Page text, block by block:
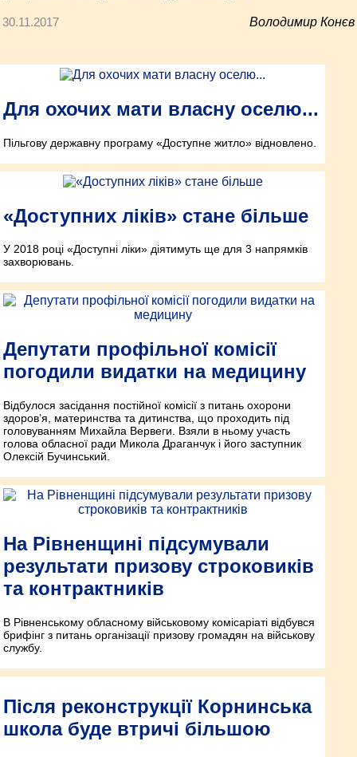
30.11.2017 Володимир Конєв
Для охочих мати власну оселю...
Пільгову державну програму «Доступне житло» відновлено.
«Доступних ліків» стане більше
У 2018 році «Доступні ліки» діятимуть ще для 3 напрямків
захворювань.
Депутати профільної комісії
погодили видатки на медицину
Відбулося засідання постійної комісії з питань охорони
здоров’я, материнства та дитинства, що проходить під
головуванням Михайла Вервеги. Взяли в ньому участь
голова обласної ради Микола Драганчук і його заступник
Олексій Бучинський.
На Рівненщині підсумували
результати призову строковиків
та контрактників
В Рівненському обласному військовому комісаріаті відбувся
брифінг з питань організації призову громадян на військову
службу.
Після реконструкції Корнинська
школа буде втричі більшою